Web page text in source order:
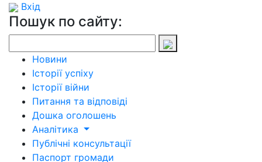
Вхід
Пошук по сайту:
Новини
Історії успіху
Історії війни
Питання та відповіді
Дошка оголошень
Аналітика
Публічні консультації
Паспорт громади